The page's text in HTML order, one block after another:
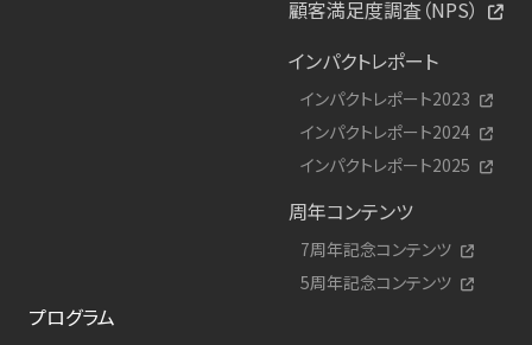
顧客満足度調査（NPS）
インパクトレポート
インパクトレポート2023
インパクトレポート2024
インパクトレポート2025
周年コンテンツ
7周年記念コンテンツ
5周年記念コンテンツ
プログラム